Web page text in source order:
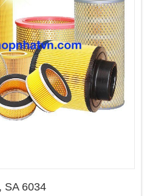
SA 6034